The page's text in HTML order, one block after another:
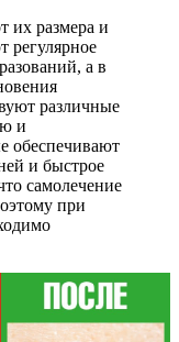
их размера и
регулярное
а в
различные
и
обеспечивают
и быстрое
самолечение
при